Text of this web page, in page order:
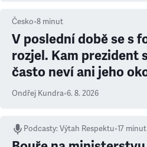
Česko•8 minut
V poslední době se s
rozjel. Kam prezident
často neví ani jeho
Ondřej Kundra•6. 8. 2026
Podcasty:Výtah Respektu•17 minut